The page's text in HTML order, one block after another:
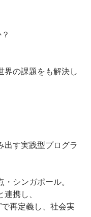
界の課題をも解決し
出す実践型プログラ
シンガポール。
携し、
再定義し、社会実